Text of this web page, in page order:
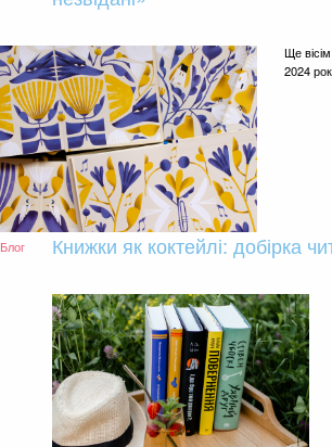
Ще
2024
Блог Книжки як коктейлі: добірка